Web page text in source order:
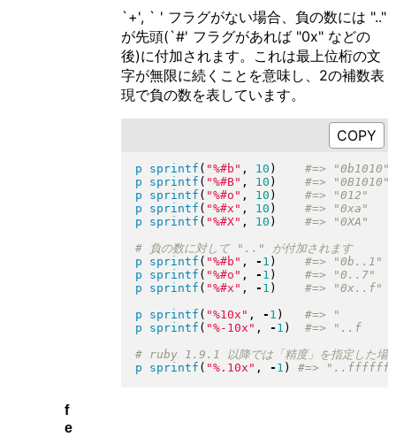
`+', ` ' フラグがない場合、負の数には ".."
が先頭(`#' フラグがあれば "0x" などの
後)に付加されます。これは最上位桁の文
字が無限に続くことを意味し、2の補数表
現で負の数を表しています。
p sprintf ( "%#b " , 10 )
p
sprintf ( "%#B" , 10 )
p
sprintf ( "%#o " , 10 )
p
sprintf ( "%#x " , 10 )
p
sprintf ( "%#X" , 10 )
# 負の数に対して ".." が付加されます
p
sprintf ( "%#b " , - 1 )
p
sprintf ( "%#o " , - 1 )
p
sprintf ( "%#x " , - 1 )
p
sprintf ( "%10x " , - 1 )
p
sprintf ( "%-10x " , - 1 )
p sprintf ( "%.10x " , - 1 )
f
e